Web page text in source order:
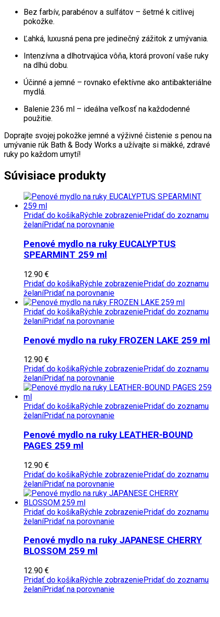
Bez farbív, parabénov a sulfátov – šetrné k citlivej
pokožke.
Ľahká, luxusná pena pre jedinečný zážitok z umývania.
Intenzívna a dlhotrvajúca vôňa, ktorá provoní vaše ruky
na dlhú dobu.
Účinné a jemné – rovnako efektívne ako antibakteriálne
mydlá.
Balenie 236 ml – ideálna veľkosť na každodenné
použitie.
Doprajte svojej pokožke jemné a výživné čistenie s penou na
umývanie rúk Bath & Body Works a užívajte si mäkké, zdravé
ruky po každom umytí!
Súvisiace produkty
Pridať do košíkaRýchle zobrazeniePridať do zoznamu
želaníPridať na porovnanie
Penové mydlo na ruky EUCALYPTUS
SPEARMINT 259 ml
12.90 €
Pridať do košíkaRýchle zobrazeniePridať do zoznamu
želaníPridať na porovnanie
Pridať do košíkaRýchle zobrazeniePridať do zoznamu
želaníPridať na porovnanie
Penové mydlo na ruky FROZEN LAKE 259 ml
12.90 €
Pridať do košíkaRýchle zobrazeniePridať do zoznamu
želaníPridať na porovnanie
Pridať do košíkaRýchle zobrazeniePridať do zoznamu
želaníPridať na porovnanie
Penové mydlo na ruky LEATHER-BOUND
PAGES 259 ml
12.90 €
Pridať do košíkaRýchle zobrazeniePridať do zoznamu
želaníPridať na porovnanie
Pridať do košíkaRýchle zobrazeniePridať do zoznamu
želaníPridať na porovnanie
Penové mydlo na ruky JAPANESE CHERRY
BLOSSOM 259 ml
12.90 €
Pridať do košíkaRýchle zobrazeniePridať do zoznamu
želaníPridať na porovnanie